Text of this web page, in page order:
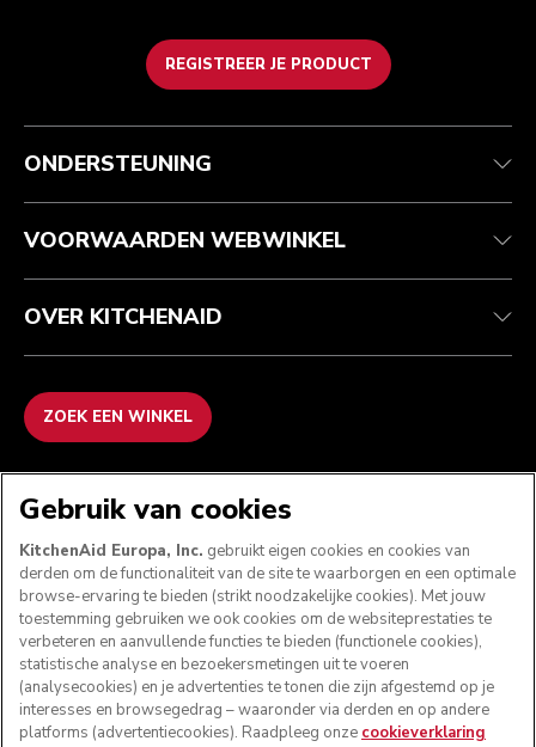
REGISTREER JE PRODUCT
Health check
Je bestelling volgen
Garantie en documenten
Veelgestelde vragen
Algemene voorwaarden
Retournering en terugbetaling
Imprint
ODR
Het merk
Zoek een winkel
ONDERSTEUNING
VOORWAARDEN WEBWINKEL
OVER KITCHENAID
ZOEK EEN WINKEL
VOLG ONS
Gebruik van cookies
KitchenAid Europa, Inc. gebruikt eigen cookies en cookies van
derden om de functionaliteit van de site te waarborgen en een optimale
browse-ervaring te bieden (strikt noodzakelijke cookies). Met jouw
toestemming gebruiken we ook cookies om de websiteprestaties te
verbeteren en aanvullende functies te bieden (functionele cookies),
statistische analyse en bezoekersmetingen uit te voeren
(analysecookies) en je advertenties te tonen die zijn afgestemd op je
interesses en browsegedrag – waaronder via derden en op andere
platforms (advertentiecookies). Raadpleeg onze cookieverklaring